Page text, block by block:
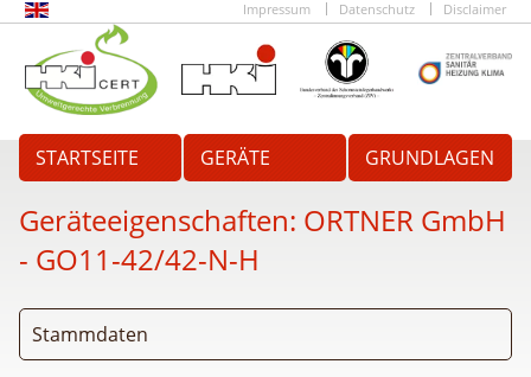
Impressum Datenschutz Disclaimer
STARTSEITE GERÄTE GRUNDLAGEN
Geräteeigenschaften: ORTNER GmbH
- GO11-42/42-N-H
Stammdaten